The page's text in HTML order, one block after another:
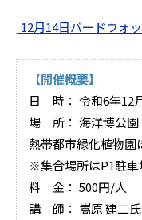
12月14日バードウォ
【開催概要】
日 時： 令和6年12
場 所： 海洋博公
熱帯都市緑化植物園
※集合場所はP1駐車
料 金： 500円/人
講 師： 嵩原 建二氏